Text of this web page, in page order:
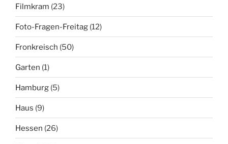
Filmkram (23)
Foto-Fragen-Freitag (12)
Fronkreisch (50)
Garten (1)
Hamburg (5)
Haus (9)
Hessen (26)